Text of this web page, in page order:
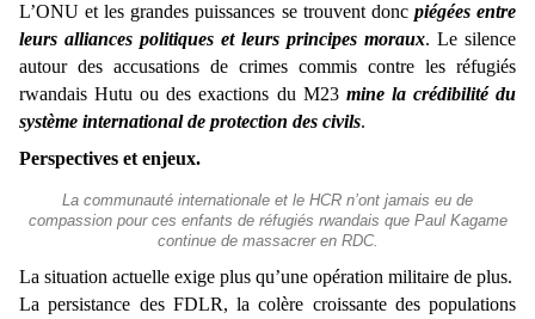
L’ONU et les grandes puissances se trouvent donc piégées entre
leurs alliances politiques et leurs principes moraux. Le silence
autour des accusations de crimes commis contre les réfugiés
rwandais Hutu ou des exactions du M23 mine la crédibilité du
système international de protection des civils.
Perspectives et enjeux.
La communauté internationale et le HCR n’ont jamais eu de
compassion pour ces enfants de réfugiés rwandais que Paul Kagame
continue de massacrer en RDC.
La situation actuelle exige plus qu’une opération militaire de plus.
La persistance des FDLR, la colère croissante des populations